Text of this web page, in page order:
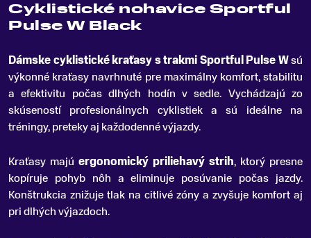
Cyklistické nohavice Sportful
Pulse W Black
Dámske cyklistické kraťasy s trakmi Sportful Pulse Wsú
výkonné kraťasy navrhnuté pre maximálny komfort, stabilitu
a efektivitu počas dlhých hodín v sedle. Vychádzajú zo
skúseností profesionálnych cyklistiek a sú ideálne na
tréningy, preteky aj každodenné výjazdy.
Kraťasy majú ergonomický priliehavý strih, ktorý presne
kopíruje pohyb nôh a eliminuje posúvanie počas jazdy.
Konštrukcia znižuje tlak na citlivé zóny a zvyšuje komfort aj
pri dlhých výjazdoch.